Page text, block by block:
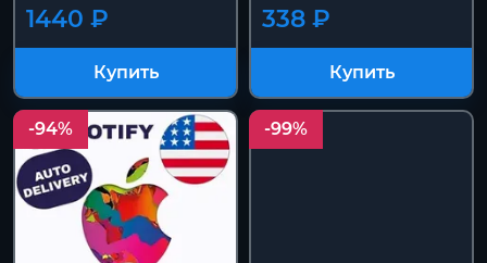
1440 ₽
Купить
338 ₽
Купить
-94% -99%